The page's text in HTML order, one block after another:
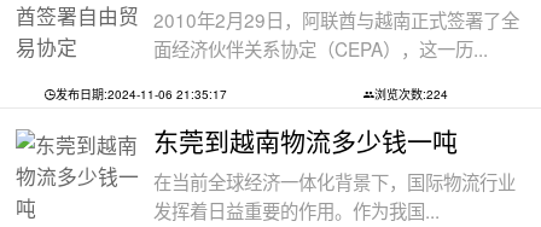
2010年2月29日，阿联酋与越南正式签署了全
面经济伙伴关系协定（CEPA），这一历...
发布日期:2024-11-06 21:35:17 浏览次数:224
东莞到越南物流多少钱一吨
在当前全球经济一体化背景下，国际物流行业
发挥着日益重要的作用。作为我国...